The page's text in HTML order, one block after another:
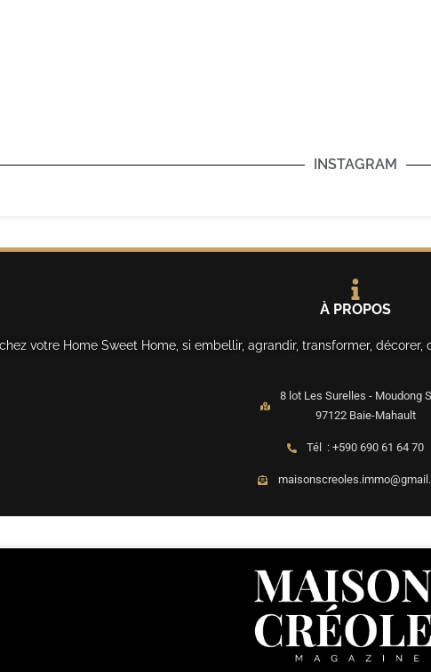
INSTAGRAM
À PROPOS
votre Home Sweet Home, si embellir, agrandir, transformer,
8 lot Les Surelles - Moudong
97122 Baie-Mahault
Tél : +590 690 61 64 70